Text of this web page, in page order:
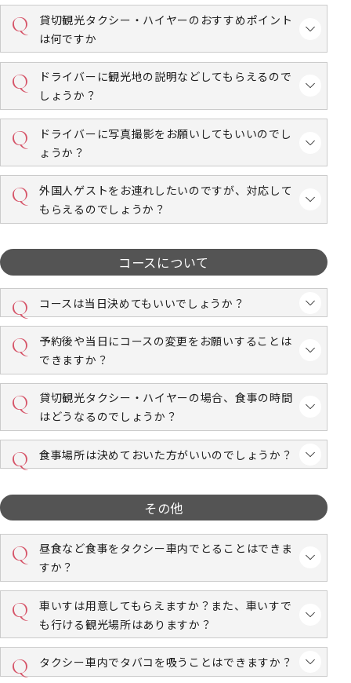
貸切観光タクシー・ハイヤーのおすすめポイント
は何ですか
ドライバーに観光地の説明などしてもらえるので
しょうか？
ドライバーに写真撮影をお願いしてもいいのでし
ょうか？
外国人ゲストをお連れしたいのですが、対応して
もらえるのでしょうか？
コースについて
コースは当日決めてもいいでしょうか？
予約後や当日にコースの変更をお願いすることは
できますか？
貸切観光タクシー・ハイヤーの場合、食事の時間
はどうなるのでしょうか？
食事場所は決めておいた方がいいのでしょうか？
その他
昼食など食事をタクシー車内でとることはできま
すか？
車いすは用意してもらえますか？また、車いすで
も行ける観光場所はありますか？
タクシー車内でタバコを吸うことはできますか？